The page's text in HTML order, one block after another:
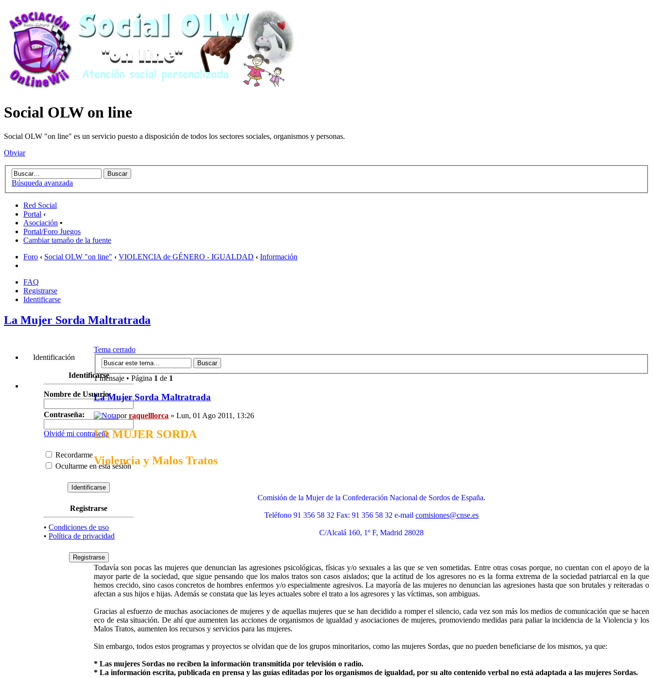
Social OLW on line
Social OLW "on line" es un servicio puesto a disposición de todos los sectores sociales, organismos y personas.
Obviar
Búsqueda avanzada
Red Social
Portal ‹
Asociación •
Portal/Foro Juegos
Cambiar tamaño de la fuente
Foro ‹ Social OLW "on line" ‹ VIOLENCIA de GÉNERO - IGUALDAD ‹ Información
FAQ
Registrarse
Identificarse
La Mujer Sorda Maltratrada
Identificación
Identificarse
Nombre de Usuario:
Contraseña:
Olvidé mi contraseña
Recordarme
Ocultarme en esta sesión
Registrarse
• Condiciones de uso
• Política de privacidad
Tema cerrado
1 mensaje • Página 1 de 1
La Mujer Sorda Maltratrada
porraquelllorca » Lun, 01 Ago 2011, 13:26
LA MUJER SORDA
Violencia y Malos Tratos
Comisión de la Mujer de la Confederación Nacional de Sordos de España.
Teléfono 91 356 58 32 Fax: 91 356 58 32 e-mail comisiones@cnse.es
C/Alcalá 160, 1º F, Madrid 28028
Todavía son pocas las mujeres que denuncian las agresiones psicológicas, físicas y/o sexuales a las que se ven sometidas. Entre otras cosas porque, no cuentan con el apoyo de la
mayor parte de la sociedad, que sigue pensando que los malos tratos son casos aislados; que la actitud de los agresores no es la forma extrema de la sociedad patriarcal en la que
hemos crecido, sino casos concretos de hombres enfermos y/o especialmente agresivos. La mayoría de las mujeres no denuncian las agresiones hasta que son brutales y reiteradas o
afectan a sus hijos e hijas. Además se constata que las leyes actuales sobre el trato a los agresores y las víctimas, son ambiguas.
Gracias al esfuerzo de muchas asociaciones de mujeres y de aquellas mujeres que se han decidido a romper el silencio, cada vez son más los medios de comunicación que se hacen
eco de esta situación. De ahí que aumenten las acciones de organismos de igualdad y asociaciones de mujeres, promoviendo medidas para paliar la incidencia de la Violencia y los
Malos Tratos, aumenten los recursos y servicios para las mujeres.
Sin embargo, todos estos programas y proyectos se olvidan que de los grupos minoritarios, como las mujeres Sordas, que no pueden beneficiarse de los mismos, ya que:
* Las mujeres Sordas no reciben la información transmitida por televisión o radio.
* La información escrita, publicada en prensa y las guías editadas por los organismos de igualdad, por su alto contenido verbal no está adaptada a las mujeres Sordas.